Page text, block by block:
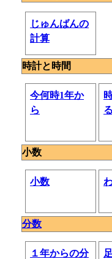
じゅんばんの
計算
時計と時間
今何時1年か
ら
小数
小数
分数
１年からの分